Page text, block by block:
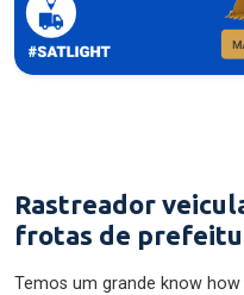
Rastreador
frotas de
Temos um grande know